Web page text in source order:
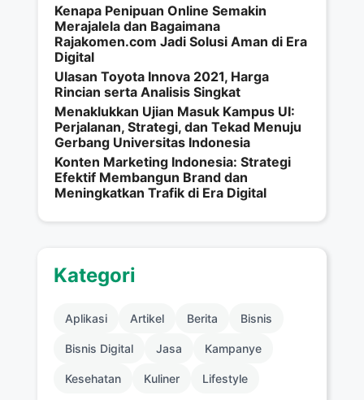
Kenapa Penipuan Online Semakin
Merajalela dan Bagaimana
Rajakomen.com Jadi Solusi Aman di Era
Digital
Ulasan Toyota Innova 2021, Harga
Rincian serta Analisis Singkat
Menaklukkan Ujian Masuk Kampus UI:
Perjalanan, Strategi, dan Tekad Menuju
Gerbang Universitas Indonesia
Konten Marketing Indonesia: Strategi
Efektif Membangun Brand dan
Meningkatkan Trafik di Era Digital
Kategori
Aplikasi Artikel Berita Bisnis
Bisnis Digital Jasa Kampanye
Kesehatan Kuliner Lifestyle